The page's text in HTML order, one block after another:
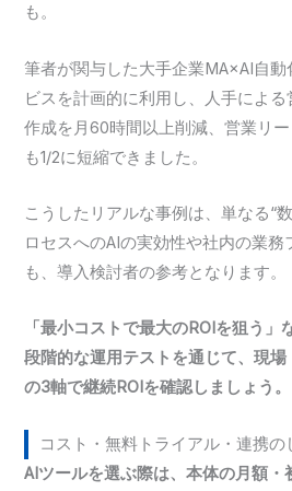
も。
筆者が関与した大手企業MA×AI自
ビスを計画的に利用し、人手によ
作成を月60時間以上削減、営業リ
も1/2に短縮できました。
こうしたリアルな事例は、単なる“
ロセスへのAIの実効性や社内の業
も、導入検討者の参考となります。
「最小コストで最大のROIを狙う
段階的な運用テストを通じて、現
の3軸で継続ROIを確認しましょう。
コスト・無料トライアル・連携の
AIツールを選ぶ際は、本体の月額